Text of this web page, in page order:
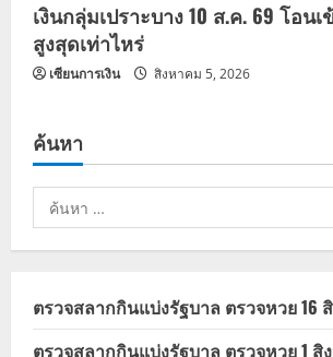
เงินกลุ่มเปราะบาง 10 ส.ค. 69 โอน
สูงสุดเท่าไหร่
เซียนการเงิน สิงหาคม 5, 2026
ค้นหา
ค้นหา
สำหรับ:
ตรวจสลากกินแบ่งรัฐบาล ตรวจหวย 16
ตรวจสลากกินแบ่งรัฐบาล ตรวจหวย 1 สิ